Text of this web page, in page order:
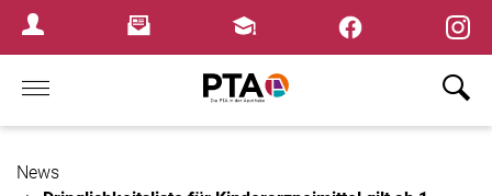
Login MenuNewsletterFortbildungen
Home
News
×